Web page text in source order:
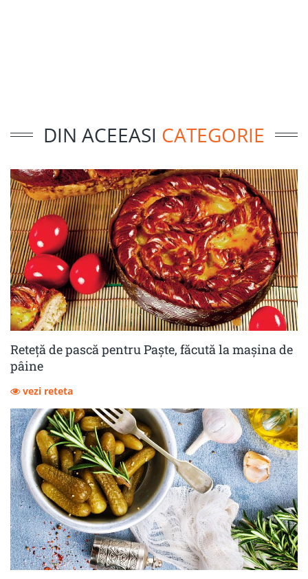
DIN ACEEASI CATEGORIE
Reteță de pască pentru Paște, făcută la mașina de
pâine
vezi reteta